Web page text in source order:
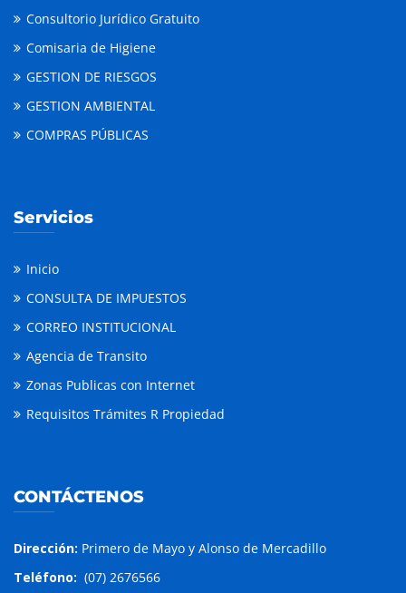
Consultorio Jurídico Gratuito
Comisaria de Higiene
GESTION DE RIESGOS
GESTION AMBIENTAL
COMPRAS PÚBLICAS
Servicios
Inicio
CONSULTA DE IMPUESTOS
CORREO INSTITUCIONAL
Agencia de Transito
Zonas Publicas con Internet
Requisitos Trámites R Propiedad
CONTÁCTENOS
Dirección: Primero de Mayo y Alonso de Mercadillo
Teléfono: (07) 2676566